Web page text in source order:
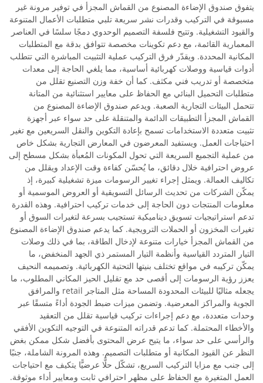
يتفوق صندوق الإضاءة المصنوع من القماش المجزأ في توفير مرونة غير
مسبوقة في التركيب وقدرات نشر سريعة تلبي متطلبات الأعمال المتنوعة
والقيود التشغيلية. وتتيح فلسفة التصميم الوحدوي دمجًا سلسًا في العناصر
المعمارية القائمة، مع دعم تكوينات مخصصة تتوافق بدقة مع المتطلبات
المكانية المحددة. ويقدّر فرق التركيب عملية التثبيت المباشرة التي تتطلب
أدوات قياسية ووصلات كهربائية أساسية، مما يلغي الحاجة إلى معدات
متخصصة أو تدريب فني مكثف. كما أن خفة وزن التصنيع تقلل من
متطلبات التحميل البنائي مع الحفاظ على معايير استثنائية من المتانة
تتحمل البيئات التجارية الصعبة. ويدعم صندوق الإضاءة المصنوع من
القماش المجزأ التطبيقات الدائمة والمتنقلة على حد سواء عبر أجهزة
تثبيت متعددة الاستخدامات تسمح بإعادة التكوين والنقل السريعين مع تغير
احتياجات العمل. ويستفيد المعرضون في المعارض التجارية بشكل خاص
من عملية التجميع السريعة التي تحول المكونات المُعبأة بشكل مسطح إلى
عروض احترافية خلال دقائق، ما يُحسّن كفاءة وقت الإعداد ويقلل من
تكاليف العمالة. ويمثل إجراء تغيير الرسومات ميزة تشغيلية كبيرة، إذ
يمكّن الشركات من تحديث الرسائل التسويقية أو العروض الموسمية أو
معلومات المنتجات دون الحاجة إلى خدمات تركيب احترافية. وهذه القدرة
تدعم استراتيجيات تسويق ديناميكية تستجيب بسرعة لتغيرات السوق أو
تغيرات المخزون أو الحملات الترويجية. كما يدعم صندوق الإضاءة المصنوع
من القماش المجزأ خيارات متنوعة لإدخال الطاقة، بما في ذلك وصلات
التيار المتردد القياسية وأنظمة التيار المستمر ذي الجهد المنخفض، ما
يمكّن تركيبه في مواقع تختلف بنيتها التحتية الكهربائية. وتصميمه النحيف
يعزز رؤية الرسومات إلى أقصى حد مع تقليل الحيز المكاني المطلوب، ما
يجعله مثاليًا للبيئات المحدودة المساحة مثل المتاجر retail والمرافق
الجوية والمراكز المعرضية. وتضمن ميزات ضبط الجودة أداءً متسقًا عبر
وحدات متعددة، مع دعم إجراءات تركيب قياسية تقلل من التعقيد
والأخطاء المحتملة. كما تدعم قدراته المتنوعة في التوجيه التكوين الأفقي
والرأسي على حد سواء، ما يتيح عرض المحتوى بأفضل شكل ممكن بغض
النظر عن القيود المكانية أو متطلبات التصميم. وهذه المرونة الشاملة، جنبًا
إلى جنب مع مزايا التركيب السريع، تشكّل حلًّا عرضيًّا يتكيف مع احتياجات
العمل المتغيرة مع الحفاظ على مظهر احترافي ثابت ومعايير أداء موثوقة.